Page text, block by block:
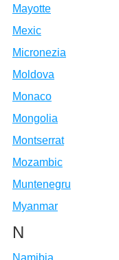
Mayotte
Mexic
Micronezia
Moldova
Monaco
Mongolia
Montserrat
Mozambic
Muntenegru
Myanmar
N